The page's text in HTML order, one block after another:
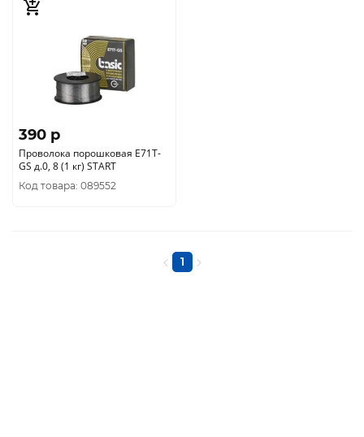
390 p
Проволока порошковая E71T-
GS д.0, 8 (1 кг) START
Код товара: 089552
1